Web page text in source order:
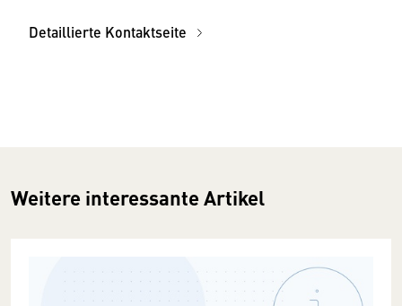
Detaillierte Kontaktseite
Weitere interessante Artikel